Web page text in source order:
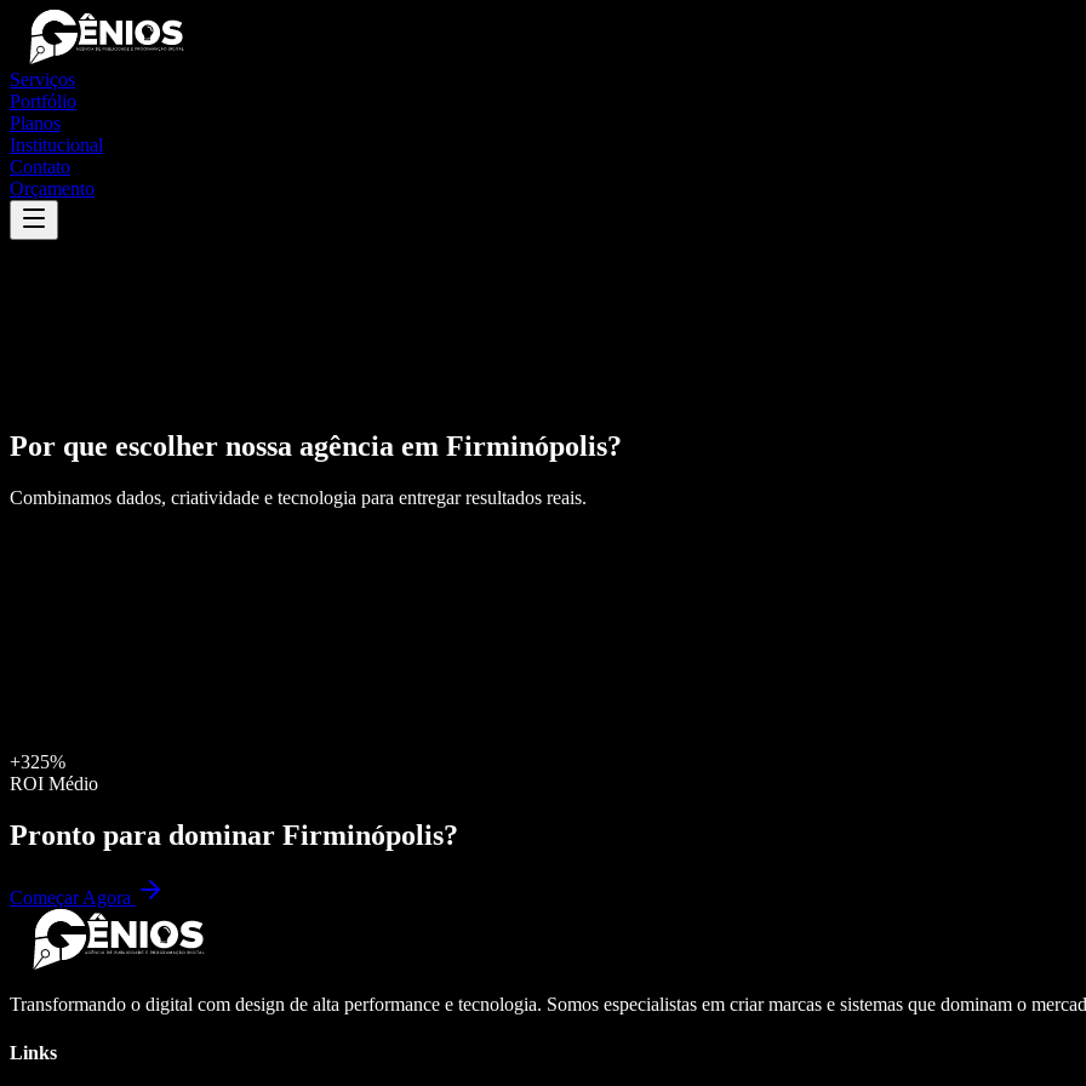
Serviços
Portfólio
Planos
Institucional
Contato
Orçamento
Por que escolher nossa agência em Firminópolis?
Combinamos dados, criatividade e tecnologia para entregar resultados reais.
+325%
ROI Médio
Pronto para dominar Firminópolis?
Começar Agora
Transformando o digital com design de alta performance e tecnologia. Somos especialistas em criar marcas e sistemas que dominam o
Links